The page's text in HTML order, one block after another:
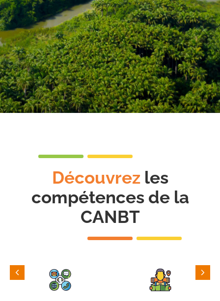
Découvrezles
compétences de la
CANBT